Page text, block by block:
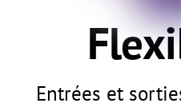
Entrées et